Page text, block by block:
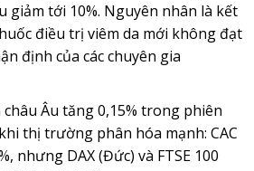
giảm tới 10%. Nguyên nhân là kết
điều trị viêm da mới không đạt
định của các chuyên gia
Âu tăng 0,15% trong phiên
thị trường phân hóa mạnh: CAC
nhưng DAX (Đức) và FTSE 100